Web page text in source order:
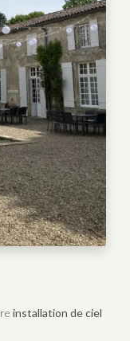
installation de ciel